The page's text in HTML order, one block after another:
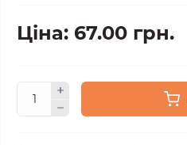
Ціна: 67.00 грн.